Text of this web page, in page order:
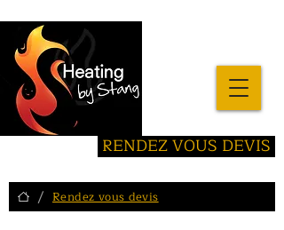
/ Rendez vous devis
RENDEZ VOUS DEVIS